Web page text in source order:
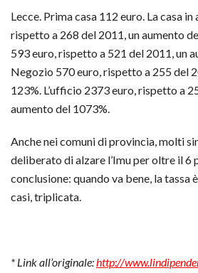
Lecce. Prima casa 112 euro. La casa
rispetto a 268 del 2011, un aumento
593 euro, rispetto a 521 del 2011, un
Negozio 570 euro, rispetto a 255 del
123%. L’ufficio 2373 euro, rispetto a
aumento del 1073%.
Anche nei comuni di provincia, molti
deliberato di alzare l’Imu per oltre il 6
conclusione: quando va bene, la tassa
casi, triplicata.
* Link all’originale: http://